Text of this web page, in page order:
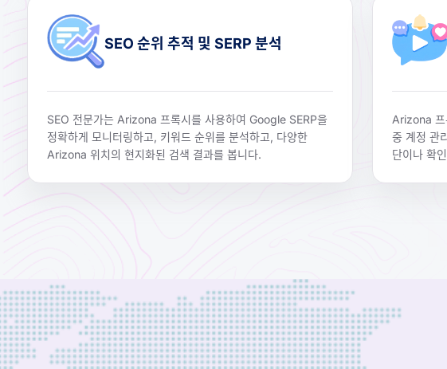
SEO 순위 추적 및 SERP 분석
SEO 전문가는 Arizona 프록시를 사용하여 Google SERP을
정확하게 모니터링하고, 키워드 순위를 분석하고, 다양한
Arizona 위치의 현지화된 검색 결과를 봅니다.
Arizona 프
중 계정 관
단이나 확